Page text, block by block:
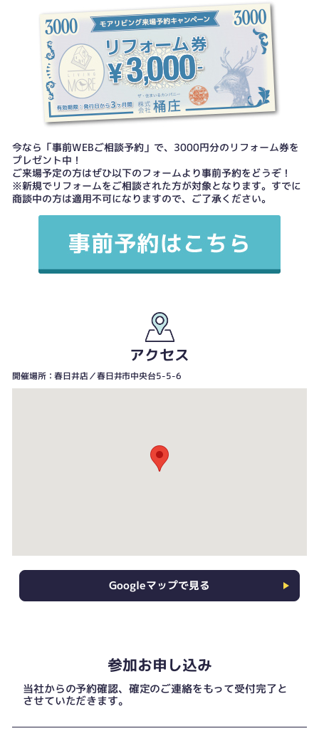
今なら「事前WEBご相談予約」で、3000円分のリフォーム券を
プレゼント中！
ご来場予定の方はぜひ以下のフォームより事前予約をどうぞ！
※新規でリフォームをご相談された方が対象となります。すでに
商談中の方は適用不可になりますので、ご了承ください。
アクセス
開催場所：春日井店／春日井市中央台5-5-6
Googleマップで見る
参加お申し込み
当社からの予約確認、確定のご連絡をもって受付完了と
させていただきます。